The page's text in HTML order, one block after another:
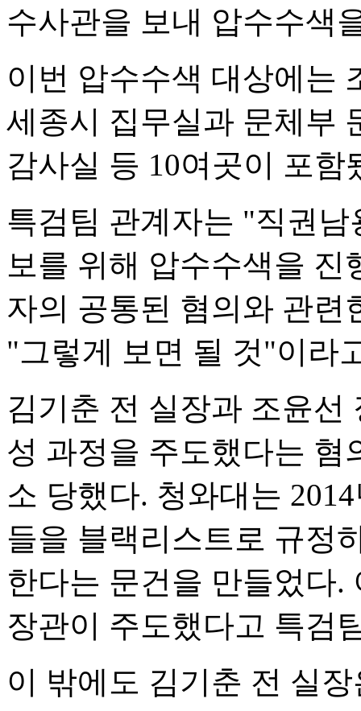
수사관을 보내 압수수색
이번 압수수색 대상에는
세종시 집무실과 문체부
감사실 등 10여곳이 포함
특검팀 관계자는 "직권
보를 위해 압수수색을
자의 공통된 혐의와 관련
"그렇게 보면 될 것"이라
김기춘 전 실장과 조윤선
성 과정을 주도했다는 혐
소 당했다. 청와대는
들을 블랙리스트로 규정
한다는 문건을 만들었다.
장관이 주도했다고 특검
이 밖에도 김기춘 전 실